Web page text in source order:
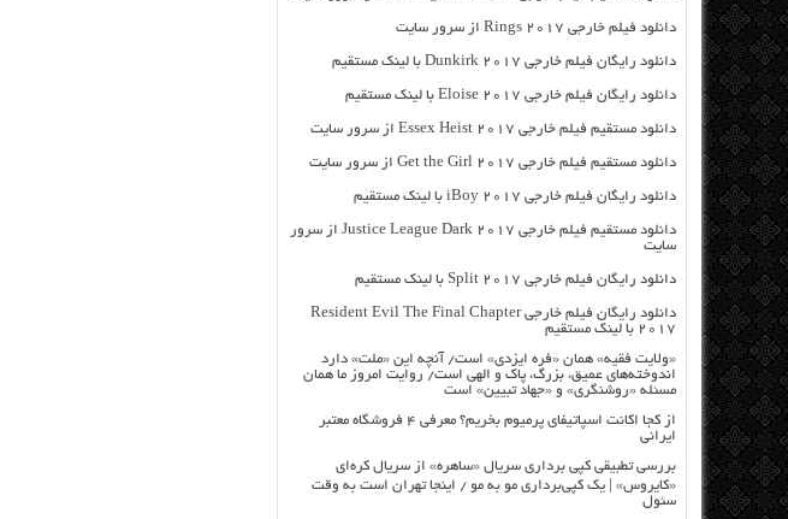
دانلود فیلم خارجی Rings 2017 از سرور سایت
دانلود رایگان فیلم خارجی Dunkirk 2017 با لینک مستقیم
دانلود رایگان فیلم خارجی Eloise 2017 با لینک مستقیم
دانلود مستقیم فیلم خارجی Essex Heist 2017 از سرور سایت
دانلود مستقیم فیلم خارجی Get the Girl 2017 از سرور سایت
دانلود رایگان فیلم خارجی iBoy 2017 با لینک مستقیم
دانلود مستقیم فیلم خارجی Justice League Dark 2017 از سرور
سایت
دانلود رایگان فیلم خارجی Split 2017 با لینک مستقیم
دانلود رایگان فیلم خارجی Resident Evil The Final Chapter
2017 با لینک مستقیم
«ولایت فقیه» همان «فره ایزدی» است/ آنچه این «ملت» دارد
اندوخته‌های عمیق، بزرگ، پاک و الهی است/ روایت امروز ما همان
مسئله «روشنگری» و «جهاد تبیین» است
از کجا اکانت اسپاتیفای پرمیوم بخریم؟ معرفی ۴ فروشگاه معتبر
ایرانی
بررسی تطبیقی کپی برداری سریال «ساهره» از سریال کره‌ای
«کایروس» | یک کپی‌برداری مو به مو / اینجا تهران است به وقت
سئول